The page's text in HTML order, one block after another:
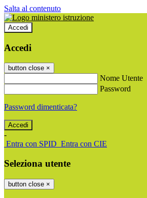
Salta al contenuto
Accedi
Accedi
button close ×
Nome Utente
Password
Password dimenticata?
-
Entra con SPID Entra con CIE
Seleziona utente
button close ×